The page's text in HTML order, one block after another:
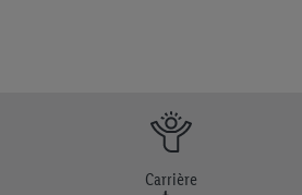
Carrière
et sur ton droit de révoquer ton
avec effet pour l’avenir, dans
Pour consulter les